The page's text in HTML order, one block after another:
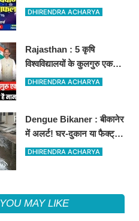
राशिवालों के लिए ऐसा रहेगा
DHIRENDRA ACHARYA
Rajasthan : 5 कृषि
विश्वविद्यालयों के कुलगुरु एक
मंच पर, राज्यपाल-सीएम और
DHIRENDRA ACHARYA
Dengue Bikaner : बीकानेर
में अलर्ट! घर-दुकान या फैक्ट्री
में मच्छर का लार्वा मिला तो होगा
DHIRENDRA ACHARYA
YOU MAY LIKE